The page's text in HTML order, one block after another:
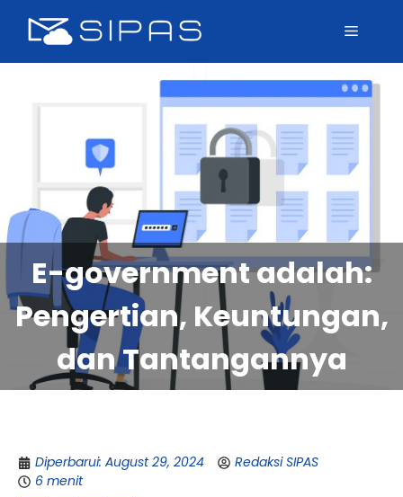
E-government adalah:
Pengertian, Keuntungan,
dan Tantangannya
Diperbarui: August 29, 2024
Redaksi SIPAS
6 menit